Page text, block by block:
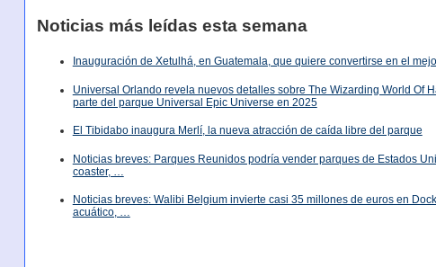
Noticias más leídas esta semana
Inauguración de Xetulhá, en Guatemala, que quiere convertirse en el
Universal Orlando revela nuevos detalles sobre The Wizarding World Of
parte del parque Universal Epic Universe en 2025
El Tibidabo inaugura Merlí, la nueva atracción de caída libre del parque
Noticias breves: Parques Reunidos podría vender parques de Estados
coaster, …
Noticias breves: Walibi Belgium invierte casi 35 millones de euros en
acuático, …